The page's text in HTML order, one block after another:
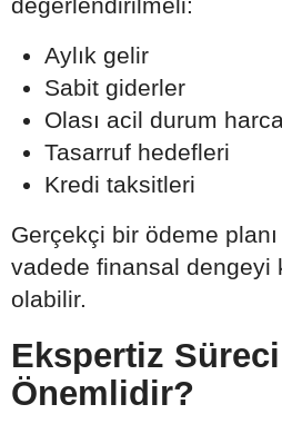
değerlendirilmeli:
Aylık gelir
Sabit giderler
Olası acil durum
Tasarruf hedefleri
Kredi taksitleri
Gerçekçi bir ödeme
vadede finansal dengeyi
olabilir.
Ekspertiz
Önemlidir?